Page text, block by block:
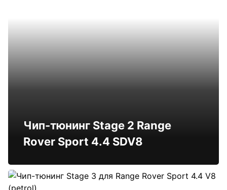
Чип-тюнинг Stage 2 Range
Rover Sport 4.4 SDV8